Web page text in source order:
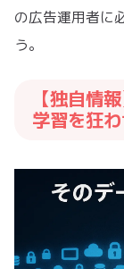
の広告運用者に
う。
【独自情
学習を狂